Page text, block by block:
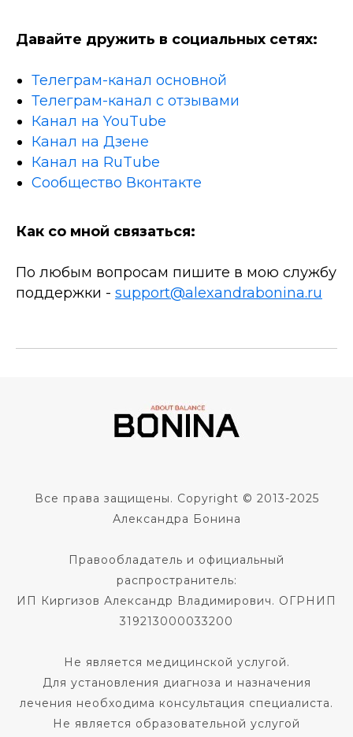
Давайте дружить в социальных сетях:
Телеграм-канал основной
Телеграм-канал с отзывами
Канал на YouTube
Канал на Дзене
Канал на RuTube
Сообщество Вконтакте
Как со мной связаться:
По любым вопросам пишите в мою службу
поддержки - support@alexandrabonina.ru
Все права защищены. Copyright © 2013-2025
Александра Бонина
Правообладатель и официальный
распространитель:
ИП Киргизов Александр Владимирович. ОГРНИП
319213000033200
Не является медицинской услугой.
Для установления диагноза и назначения
лечения необходима консультация специалиста.
Не является образовательной услугой